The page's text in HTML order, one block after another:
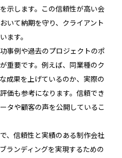
示します。この信頼性が高い会
いて納期を守り、クライアント
ます。
事例や過去のプロジェクトのポ
重要です。例えば、同業種のク
成果を上げているのか、実際の
価も参考になります。信頼でき
タや顧客の声を公開しているこ
、信頼性と実績のある制作会社
ランディングを実現するための